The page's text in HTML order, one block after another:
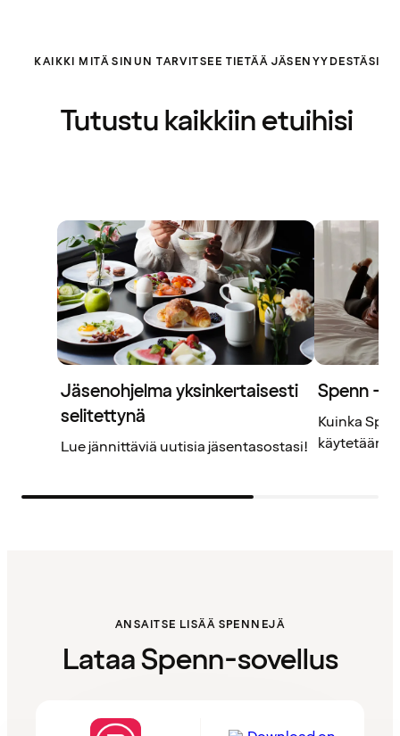
KAIKKI MITÄ SINUN TARVITSEE TIETÄÄ JÄSENYYDESTÄSI
Tutustu kaikkiin etuihisi
Jäsenohjelma yksinkertaisesti
selitettynä
Lue jännittäviä uutisia jäsentasostasi!
Spenn –
Kuinka
käytetään?
ANSAITSE LISÄÄ SPENNEJÄ
Lataa Spenn-sovellus